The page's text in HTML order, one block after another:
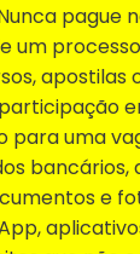
pague
um
apostilas
uma
bancários,
e